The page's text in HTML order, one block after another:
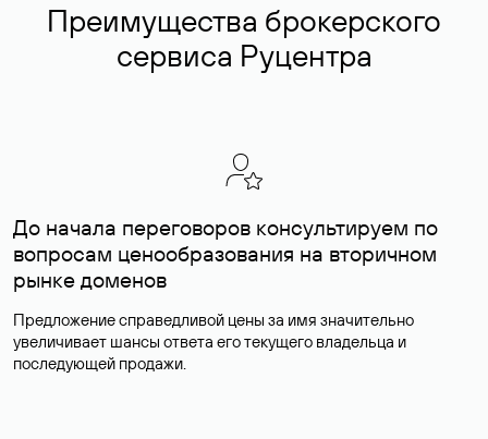
Преимущества брокерского
сервиса Руцентра
До начала переговоров консультируем по
вопросам ценообразования на вторичном
рынке доменов
Предложение справедливой цены за имя значительно
увеличивает шансы ответа его текущего владельца и
последующей продажи.